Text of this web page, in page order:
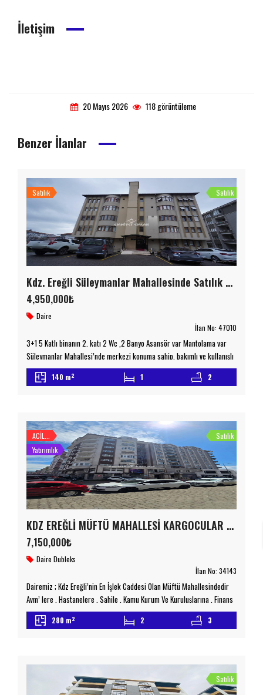
İletişim
20 Mayıs 2026 118 görüntüleme
Benzer İlanlar
Satılık Satılık
Kdz. Ereğli Süleymanlar Mahallesinde Satılık 3+1 Daire
4,950,000₺
Daire
İlan No: 47010
3+1 5 Katlı binanın 2. katı 2 Wc ,2 Banyo Asansör var Mantolama var
Süleymanlar Mahallesi’nde merkezi konuma sahip, bakımlı ve kullanışlı
bu daire; geniş odaları ve ferah yaşam alanıyla aileler için ideal bir
yaşam sunmaktadır. Binada asansör bulunmakta olup dış cephe
140 m2 1 2
ACİL...
Yatırımlık
Satılık
KDZ EREĞLİ MÜFTÜ MAHALLESİ KARGOCULAR SOKAĞINDA 5+2 SATILIK ASANSÖRLÜ DUBLEX DAİRE
7,150,000₺
Daire Dubleks
İlan No: 34143
Dairemiz ; Kdz Ereğli’nin En İşlek Caddesi Olan Müftü Mahallesindedir
Avm’ lere , Hastanelere , Sahile , Kamu Kurum Ve Kuruluşlarına , Finans
Merkezlerine , Okullara , Kurumsal Marketlere , Ptt’ ye Kargolara ,
Erdemire Yürüme Mesafesindedir Her 2 Katta 4 Adet Teras
280 m2 2 3
Satılık